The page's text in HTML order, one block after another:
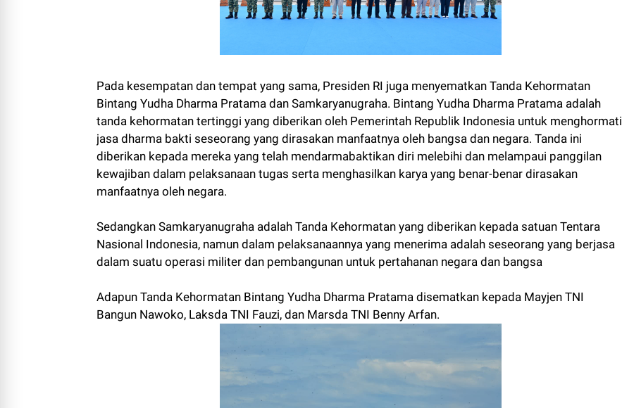
Pada kesempatan dan tempat yang sama, Presiden RI juga menyematkan Tanda Kehormatan
Bintang Yudha Dharma Pratama dan Samkaryanugraha. Bintang Yudha Dharma Pratama adalah
tanda kehormatan tertinggi yang diberikan oleh Pemerintah Republik Indonesia untuk menghormati
jasa dharma bakti seseorang yang dirasakan manfaatnya oleh bangsa dan negara. Tanda ini
diberikan kepada mereka yang telah mendarmabaktikan diri melebihi dan melampaui panggilan
kewajiban dalam pelaksanaan tugas serta menghasilkan karya yang benar-benar dirasakan
manfaatnya oleh negara.
Sedangkan Samkaryanugraha adalah Tanda Kehormatan yang diberikan kepada satuan Tentara
Nasional Indonesia, namun dalam pelaksanaannya yang menerima adalah seseorang yang berjasa
dalam suatu operasi militer dan pembangunan untuk pertahanan negara dan bangsa
Adapun Tanda Kehormatan Bintang Yudha Dharma Pratama disematkan kepada Mayjen TNI
Bangun Nawoko, Laksda TNI Fauzi, dan Marsda TNI Benny Arfan.